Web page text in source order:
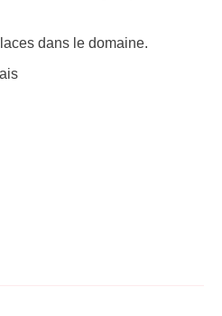
dans le domaine.